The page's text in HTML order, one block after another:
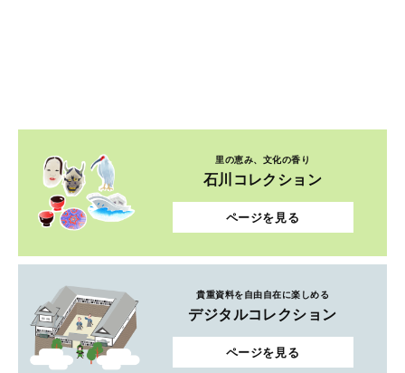
里の恵み、文化の香り
石川コレクション
ページを見る
貴重資料を自由自在に楽しめる
デジタルコレクション
ページを見る